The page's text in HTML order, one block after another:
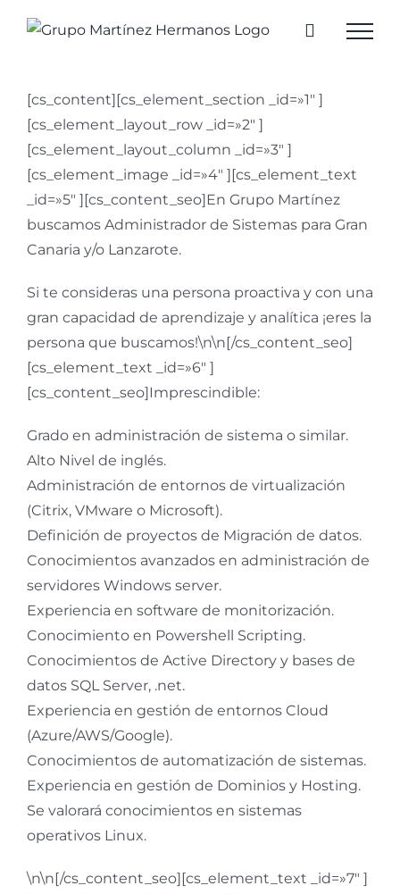
[cs_content][cs_element_section _id=»1″ ]
[cs_element_layout_row _id=»2″ ]
[cs_element_layout_column _id=»3″ ]
[cs_element_image _id=»4″ ][cs_element_text
_id=»5″ ][cs_content_seo]En Grupo Martínez
buscamos Administrador de Sistemas para Gran
Canaria y/o Lanzarote.
Si te consideras una persona proactiva y con una
gran capacidad de aprendizaje y analítica ¡eres la
persona que buscamos!\n\n[/cs_content_seo]
[cs_element_text _id=»6″ ]
[cs_content_seo]Imprescindible:
Grado en administración de sistema o similar.
Alto Nivel de inglés.
Administración de entornos de virtualización
(Citrix, VMware o Microsoft).
Definición de proyectos de Migración de datos.
Conocimientos avanzados en administración de
servidores Windows server.
Experiencia en software de monitorización.
Conocimiento en Powershell Scripting.
Conocimientos de Active Directory y bases de
datos SQL Server, .net.
Experiencia en gestión de entornos Cloud
(Azure/AWS/Google).
Conocimientos de automatización de sistemas.
Experiencia en gestión de Dominios y Hosting.
Se valorará conocimientos en sistemas
operativos Linux.
\n\n[/cs_content_seo][cs_element_text _id=»7″ ]